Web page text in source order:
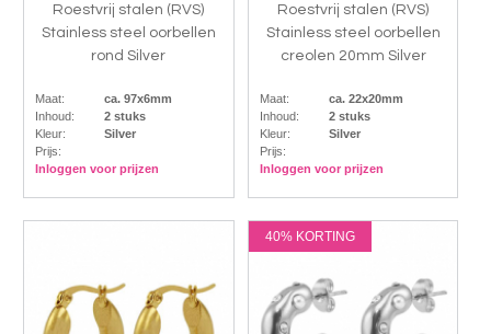
Roestvrij stalen (RVS)
Stainless steel oorbellen
rond Silver
Maat:
ca. 97x6mm
Inhoud:
2 stuks
Kleur:
Silver
Prijs:
Inloggen voor prijzen
Roestvrij stalen (RVS)
Stainless steel oorbellen
creolen 20mm Silver
Maat:
ca. 22x20mm
Inhoud:
2 stuks
Kleur:
Silver
Prijs:
Inloggen voor prijzen
40% KORTING